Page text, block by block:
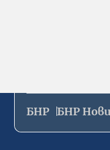
БНР БНР